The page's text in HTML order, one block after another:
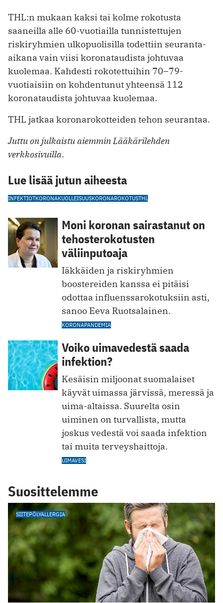
THL:n mukaan kaksi tai kolme rokotusta
saaneilla alle 60-vuotiailla tunnistettujen
riskiryhmien ulkopuolisilla todettiin seuranta-
aikana vain viisi koronataudista johtuvaa
kuolemaa. Kahdesti rokotettuihin 70–79-
vuotiaisiin on kohdentunut yhteensä 112
koronataudista johtuvaa kuolemaa.
THL jatkaa koronarokotteiden tehon seurantaa.
Juttu on julkaistu aiemmin Lääkärilehden
verkkosivuilla.
Lue lisää jutun aiheesta
INFEKTIOTKORONAKUOLLEISUUSKORONAROKOTUSTHL
Moni koronan sairastanut on
tehosterokotusten
väliinputoaja
Iäkkäiden ja riskiryhmien
boostereiden kanssa ei pitäisi
odottaa influenssarokotuksiin asti,
sanoo Eeva Ruotsalainen.
KORONAPANDEMIA
Voiko uimavedestä saada
infektion?
Kesäisin miljoonat suomalaiset
käyvät uimassa järvissä, meressä ja
uima-altaissa. Suurelta osin
uiminen on turvallista, mutta
joskus vedestä voi saada infektion
tai muita terveyshaittoja.
UIMAVESI
Suosittelemme
SIITEPÖLYALLERGIA